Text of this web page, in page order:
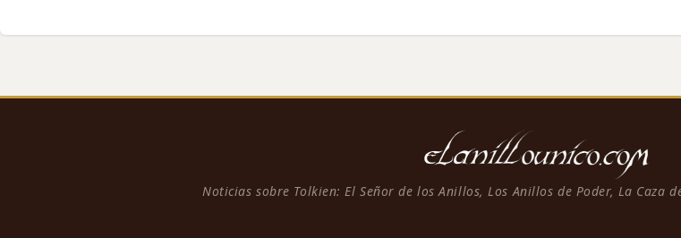
Noticias sobre Tolkien: El Señor de los Anillos, Los Anillos de Poder, La Caza